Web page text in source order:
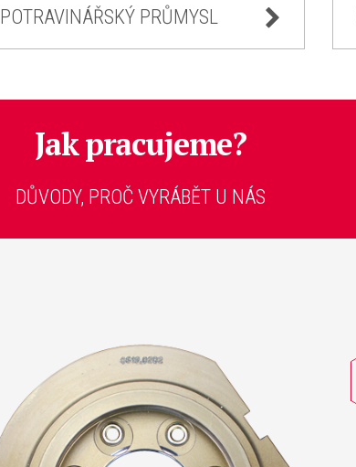
POTRAVINÁŘSKÝ PRŮMYSL
Jak pracujeme?
DŮVODY, PROČ VYRÁBĚT U NÁS